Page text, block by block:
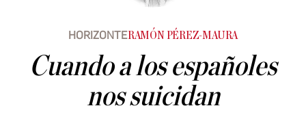
HORIZONTERAMÓN PÉREZ-MAURA
Cuando a los españoles
nos suicidan